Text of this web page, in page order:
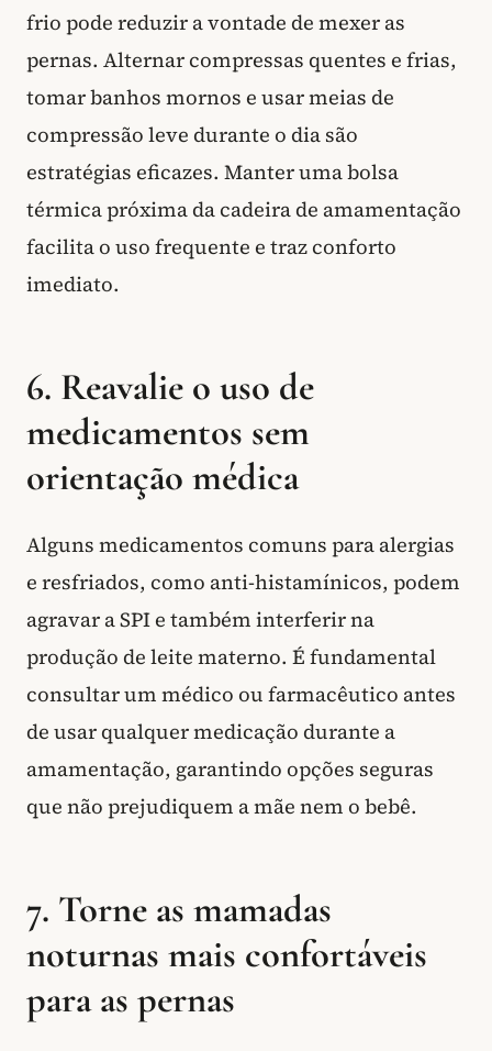
frio pode reduzir a vontade de mexer as
pernas. Alternar compressas quentes e frias,
tomar banhos mornos e usar meias de
compressão leve durante o dia são
estratégias eficazes. Manter uma bolsa
térmica próxima da cadeira de amamentação
facilita o uso frequente e traz conforto
imediato.
6. Reavalie o uso de
medicamentos sem
orientação médica
Alguns medicamentos comuns para alergias
e resfriados, como anti-histamínicos, podem
agravar a SPI e também interferir na
produção de leite materno. É fundamental
consultar um médico ou farmacêutico antes
de usar qualquer medicação durante a
amamentação, garantindo opções seguras
que não prejudiquem a mãe nem o bebê.
7. Torne as mamadas
noturnas mais confortáveis
para as pernas